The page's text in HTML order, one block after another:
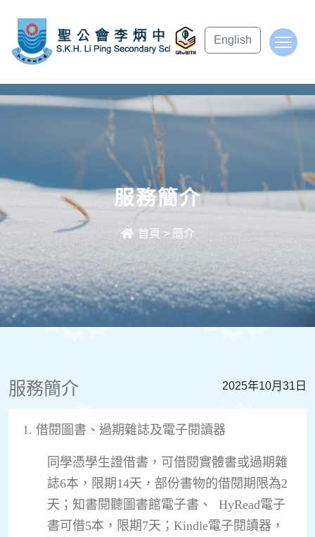
English
服務簡介
首頁 > 簡介
服務簡介 2025年10月31日
1. 借閱圖書、過期雜誌及電子閱讀器
同學憑學生證借書，可借閱實體書或過期雜
誌6本，限期14天，部份書物的借閱期限為2
天；知書閱聽圖書館電子書、
HyRead電子
書可借5本，限期7天； Kindle電子閱讀器，